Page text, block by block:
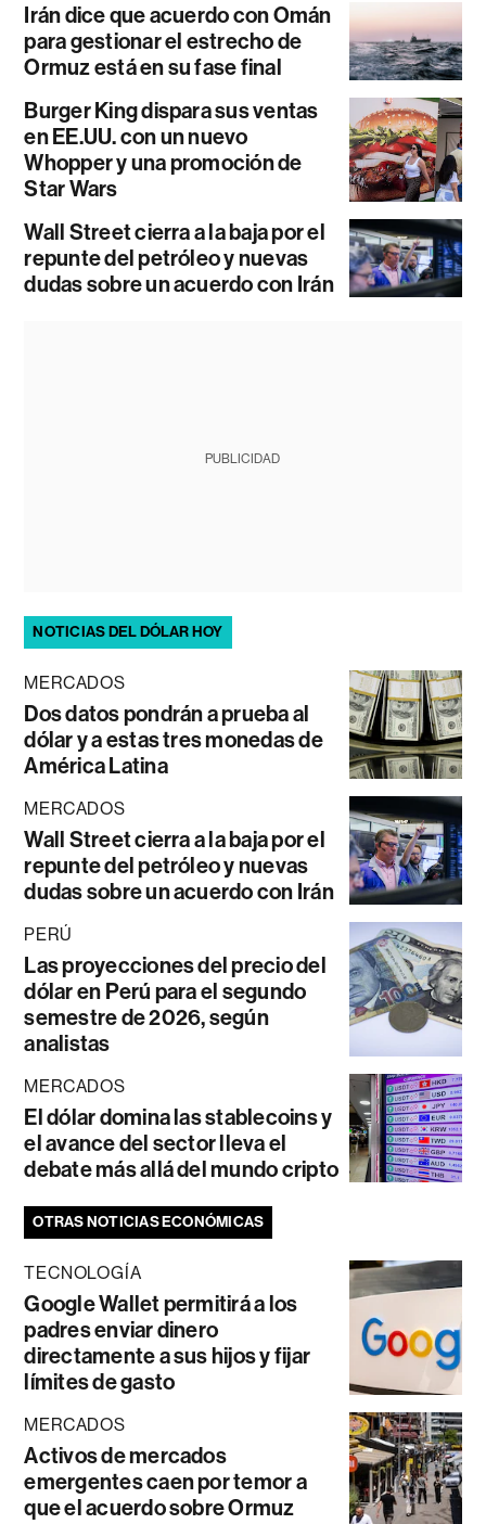
Irán dice que acuerdo con Omán
para gestionar el estrecho de
Ormuz está en su fase final
Burger King dispara sus ventas
en EE.UU. con un nuevo
Whopper y una promoción de
Star Wars
Wall Street cierra a la baja por el
repunte del petróleo y nuevas
dudas sobre un acuerdo con Irán
PUBLICIDAD
NOTICIAS DEL DÓLAR HOY
MERCADOS
Dos datos pondrán a prueba al
dólar y a estas tres monedas de
América Latina
MERCADOS
Wall Street cierra a la baja por el
repunte del petróleo y nuevas
dudas sobre un acuerdo con Irán
PERÚ
Las proyecciones del precio del
dólar en Perú para el segundo
semestre de 2026, según
analistas
MERCADOS
El dólar domina las stablecoins y
el avance del sector lleva el
debate más allá del mundo cripto
OTRAS NOTICIAS ECONÓMICAS
TECNOLOGÍA
Google Wallet permitirá a los
padres enviar dinero
directamente a sus hijos y fijar
límites de gasto
MERCADOS
Activos de mercados
emergentes caen por temor a
que el acuerdo sobre Ormuz